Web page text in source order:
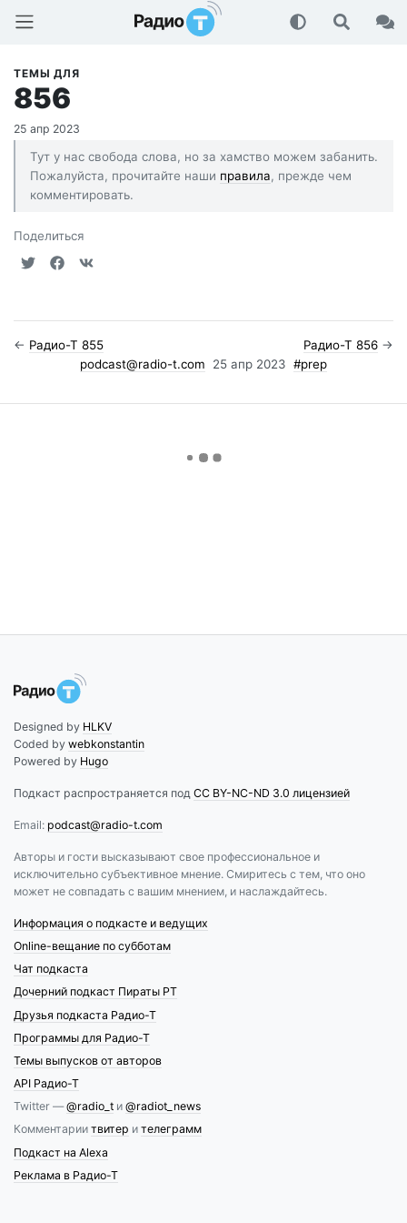
Радио-Т Подкаст
ТЕМЫ ДЛЯ
856
25 апр 2023
Тут у нас свобода слова, но за хамство можем забанить.
Пожалуйста, прочитайте наши правила, прежде чем
комментировать.
Поделиться
← Радио-Т 855 Радио-Т 856 →
podcast@radio-t.com
25 апр 2023 #prep
Designed by HLKV
Coded by webkonstantin
Powered by Hugo
Подкаст распространяется под CC BY-NC-ND 3.0 лицензией
Email: podcast@radio-t.com
Авторы и гости высказывают свое профессиональное и
исключительно субъективное мнение. Смиритесь с тем, что оно
может не совпадать с вашим мнением, и наслаждайтесь.
Информация о подкасте и ведущих
Online-вещание по субботам
Чат подкаста
Дочерний подкаст Пираты РТ
Друзья подкаста Радио-Т
Программы для Радио-Т
Темы выпусков от авторов
API Радио-Т
Twitter —@radio_t и @radiot_news
Комментарии твитер и телеграмм
Подкаст на Alexa
Реклама в Радио-Т